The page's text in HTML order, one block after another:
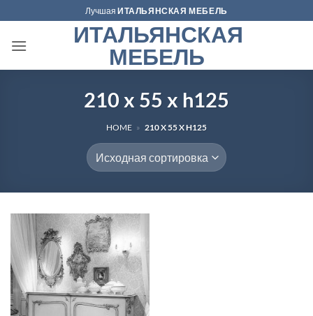
to
content
ЛучшаяИТАЛЬЯНСКАЯ МЕБЕЛЬ
ИТАЛЬЯНСКАЯ
МЕБЕЛЬ
210 x 55 x h125
HOME » 210 X 55 X H125